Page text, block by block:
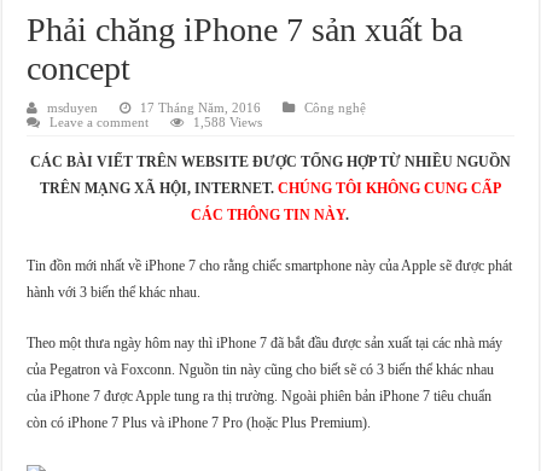
Phải chăng iPhone 7 sản xuất ba
concept
msduyen 17 Tháng Năm, 2016
Công nghệ
Leave a comment
1,588 Views
CÁC BÀI VIẾT TRÊN WEBSITE ĐƯỢC TỔNG HỢP TỪ NHIỀU NGUỒN
TRÊN MẠNG XÃ HỘI, INTERNET. CHÚNG TÔI KHÔNG CUNG CẤP
CÁC THÔNG TIN NÀY.
Tin đồn mới nhất về iPhone 7 cho rằng chiếc smartphone này của Apple sẽ được phát
hành với 3 biến thể khác nhau.
Theo một thưa ngày hôm nay thì iPhone 7 đã bắt đầu được sản xuất tại các nhà máy
của Pegatron và Foxconn. Nguồn tin này cũng cho biết sẽ có 3 biến thể khác nhau
của iPhone 7 được Apple tung ra thị trường. Ngoài phiên bản iPhone 7 tiêu chuẩn
còn có iPhone 7 Plus và iPhone 7 Pro (hoặc Plus Premium).